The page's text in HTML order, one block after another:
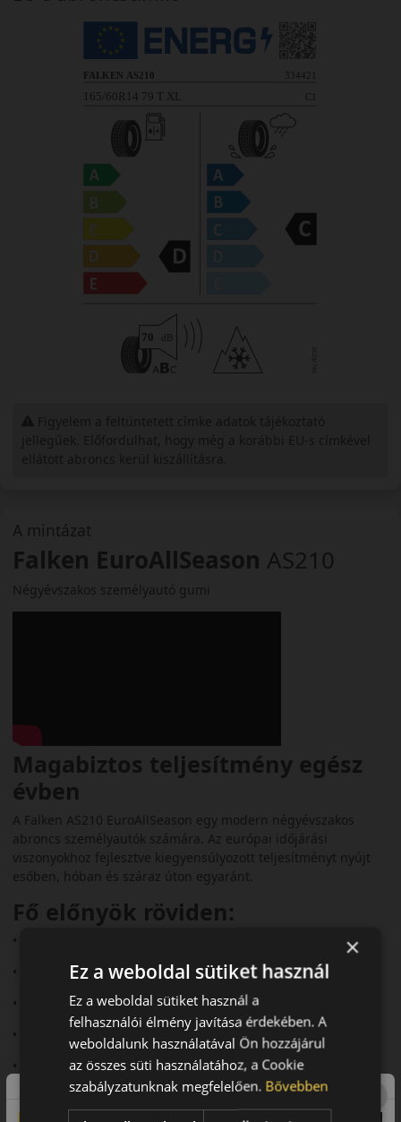
A mintázat
Falken EuroAllSeason AS210
Négyévszakos személyautó gumi
Magabiztos teljesítmény egész
évben
A Falken AS210 EuroAllSeason egy modern négyévszakos
abroncs személyautók számára. Az európai időjárási
viszonyokhoz fejlesztve kiegyensúlyozott teljesítményt nyújt
esőben, hóban és száraz úton egyaránt.
Fő előnyök röviden:
• V‑alakú futófelület a jobb vízelvezetésért
• 3PMSF és M+S minősítés
• 8%-kal jobb aquaplaning elleni védelem
• 6%-kal jobb nedves fékezés
• Stabil havas tapadás
Futófelület és tapadás
×
Ez a weboldal sütiket használ
Ez a weboldal sütiket használ a
felhasználói élmény javítása érdekében. A
weboldalunk használatával Ön hozzájárul
az összes süti használatához, a Cookie
szabályzatunknak megfelelően. Bővebben